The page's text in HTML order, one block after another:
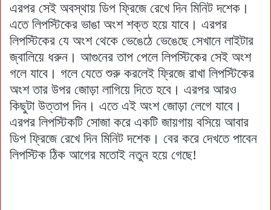
এরপর সেই অবস্থায় ডিপ ফ্রিজে রেখে দিন মিনিট দশেক।
এতে লিপস্টিকের ভাঙা অংশ শক্ত হয়ে যাবে। এরপর
লিপস্টিকের যে অংশ থেকে ভেঙেঠে ভেঙেছে সেখানে লাইটার
জ্বালিয়ে ধরুন। আগুনের তাপ পেলে লিপস্টিকের সেই অংশ
গলে যাবে। গলে যেতে শুরু করলেই ফ্রিজে রাখা লিপস্টিকের
অংশ তার উপর জোড়া লাগিয়ে দিতে হবে। এরপর আরও
কিছুটা উত্তাপ দিন। এতে এই অংশ জোড়া লেগে যাবে।
এরপর লিপস্টিকটি সোজা করে একটি জায়গায় বসিয়ে আবার
ডিপ ফ্রিজে রেখে দিন মিনিট দশেক। বের করে দেখতে পাবেন
লিপস্টিক ঠিক আগের মতোই নতুন হয়ে গেছে!